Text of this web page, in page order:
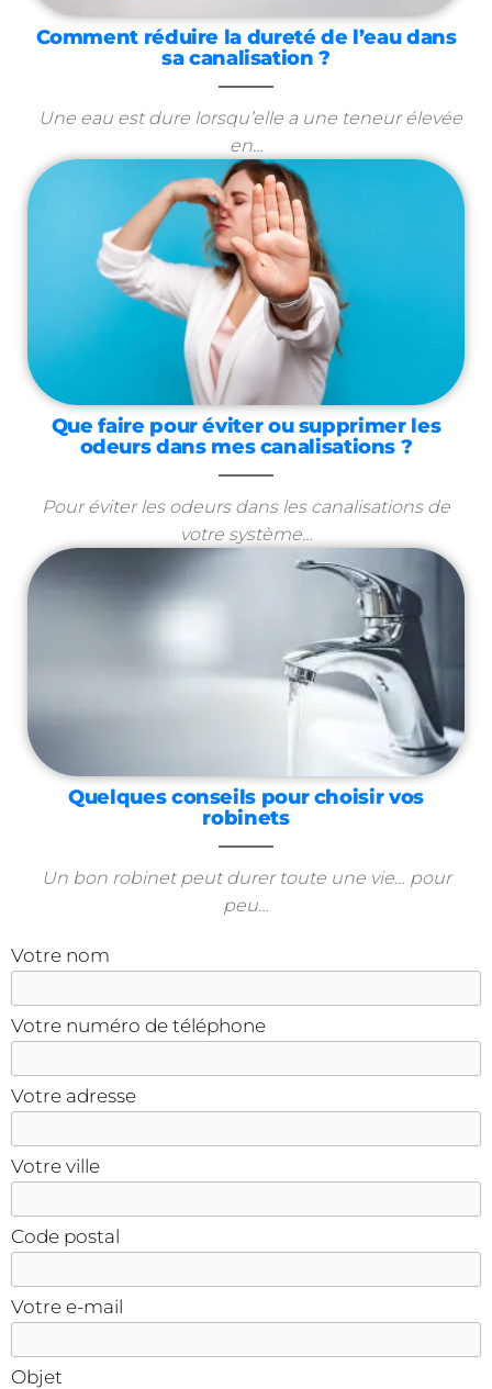
Comment réduire la dureté de l’eau dans
sa canalisation ?
Une eau est dure lorsqu’elle a une teneur élevée
en…
Que faire pour éviter ou supprimer les
odeurs dans mes canalisations ?
Pour éviter les odeurs dans les canalisations de
votre système…
Quelques conseils pour choisir vos
robinets
Un bon robinet peut durer toute une vie… pour
peu…
Votre nom
Votre numéro de téléphone
Votre adresse
Votre ville
Code postal
Votre e-mail
Objet